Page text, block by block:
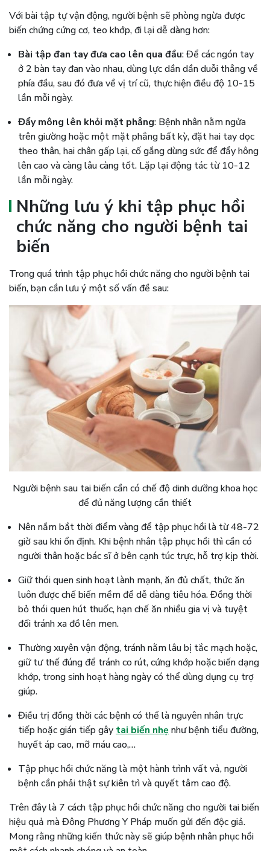
Với bài tập tự vận động, người bệnh sẽ phòng ngừa được
biến chứng cứng cơ, teo khớp, đi lại dễ dàng hơn:
Bài tập đan tay đưa cao lên qua đầu: Để các ngón tay
ở 2 bàn tay đan vào nhau, dùng lực dần dần duỗi thẳng về
phía đầu, sau đó đưa về vị trí cũ, thực hiện điều độ 10-15
lần mỗi ngày.
Đẩy mông lên khỏi mặt phẳng: Bệnh nhân nằm ngửa
trên giường hoặc một mặt phẳng bất kỳ, đặt hai tay dọc
theo thân, hai chân gấp lại, cố gắng dùng sức để đẩy hông
lên cao và càng lâu càng tốt. Lặp lại động tác từ 10-12
lần mỗi ngày.
Những lưu ý khi tập phục hồi
chức năng cho người bệnh tai
biến
Trong quá trình tập phục hồi chức năng cho người bệnh tai
biến, bạn cần lưu ý một số vấn đề sau:
Người bệnh sau tai biến cần có chế độ dinh dưỡng khoa học
để đủ năng lượng cần thiết
Nên nắm bắt thời điểm vàng để tập phục hồi là từ 48-72
giờ sau khi ổn định. Khi bệnh nhân tập phục hồi thì cần có
người thân hoặc bác sĩ ở bên cạnh túc trực, hỗ trợ kịp thời.
Giữ thói quen sinh hoạt lành mạnh, ăn đủ chất, thức ăn
luôn được chế biến mềm để dễ dàng tiêu hóa. Đồng thời
bỏ thói quen hút thuốc, hạn chế ăn nhiều gia vị và tuyệt
đối tránh xa đồ lên men.
Thường xuyên vận động, tránh nằm lâu bị tắc mạch hoặc,
giữ tư thế đúng để tránh co rút, cứng khớp hoặc biến dạng
khớp, trong sinh hoạt hàng ngày có thể dùng dụng cụ trợ
giúp.
Điều trị đồng thời các bệnh có thể là nguyên nhân trực
tiếp hoặc gián tiếp gây tai biến nhẹ như bệnh tiểu đường,
huyết áp cao, mỡ máu cao,…
Tập phục hồi chức năng là một hành trình vất vả, người
bệnh cần phải thật sự kiên trì và quyết tâm cao độ.
Trên đây là 7 cách tập phục hồi chức năng cho người tai biến
hiệu quả mà Đông Phương Y Pháp muốn gửi đến độc giả.
Mong rằng những kiến thức này sẽ giúp bệnh nhân phục hồi